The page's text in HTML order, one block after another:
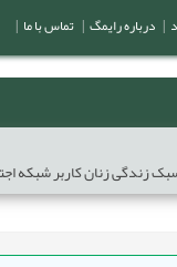
زندگی زنان کاربر شبکه
درباره رایمگ تماس با ما